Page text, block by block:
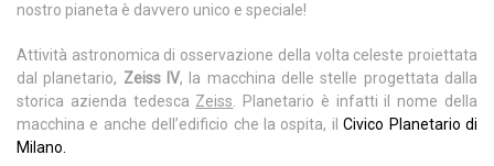
nostro pianeta è davvero unico e speciale!
Attività astronomica di osservazione della volta celeste proiettata
dal planetario, Zeiss IV, la macchina delle stelle progettata dalla
storica azienda tedesca Zeiss. Planetario è infatti il nome della
macchina e anche dell’edificio che la ospita, ilCivico Planetario di
Milano.